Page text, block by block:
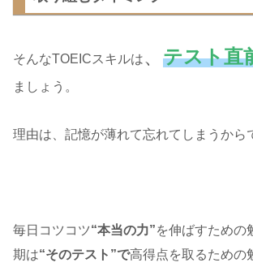
そんなTOEICスキルは、 テスト直
ましょう。
理由は、記憶が薄れて忘れてしまうから
毎日コツコツ“本当の力”を伸ばすための
期は“そのテスト”で高得点を取るための